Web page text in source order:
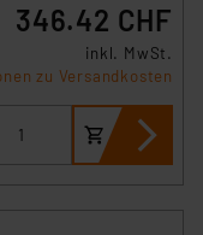
346.42 CHF
inkl. MwSt.
zu Versandkosten